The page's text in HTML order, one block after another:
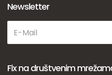
Newsletter
Fix na društvenim